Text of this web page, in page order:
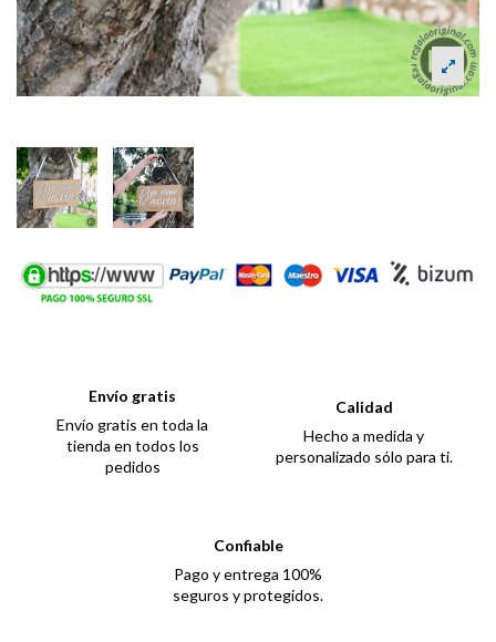
Envío gratis
Envío gratis en toda la
tienda en todos los
pedidos
Calidad
Hecho a medida y
personalizado sólo para ti.
Confiable
Pago y entrega 100%
seguros y protegidos.